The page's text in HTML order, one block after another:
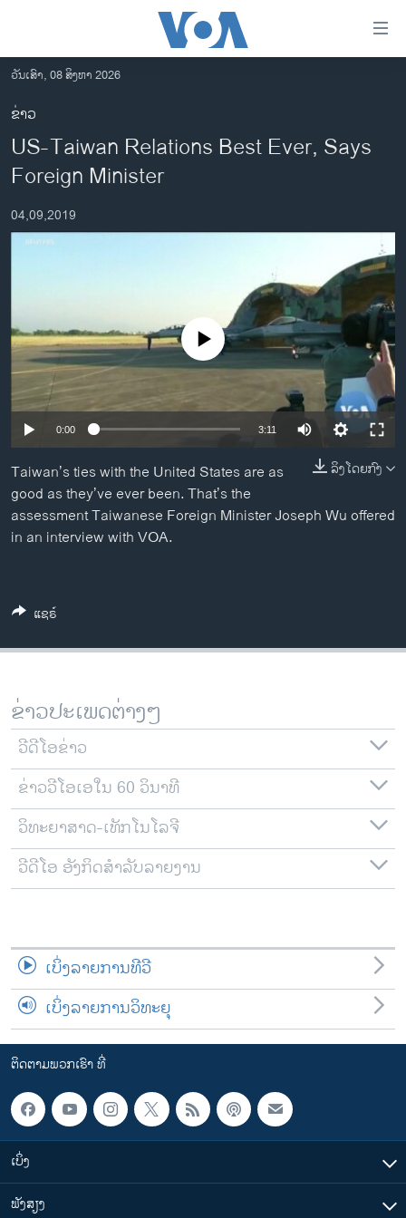
ເຂົ້າ
ຫາ
ຂ້າມ
ຂ້າມ
ຂ້າມ
ໄປ
ຫາ
ຊອກ
ອາເມຣິກາ
ການເລືອກຕັ້ງ ປະທານາທີບໍດີ ສະຫະລັດ 2024
ຂ່າວ​ຈີນ
ອິດສະຫຼະພາບດ້ານການຂ່າວ
ຊີວິດຊາວລາວ
ຊຸມຊົນຊາວລາວ
ວິທະຍາສາດ-ເທັກໂນໂລຈີ
ທຸລະກິດ
ພາສາອັງກິດ
ວີດີໂອ
ລາຍງານ
ຕິດຕາມພວກເຮົາ ທີ່
ວັນເສົາ, 08 ສິງຫາ 2026
ຂ່າວ
US-Taiwan Relations Best Ever, Says
Foreign Minister
04,09,2019
No media source currently available
0:00 3:11
ລິງໂດຍກົງ
Taiwan’s ties with the United States are as
good as they’ve ever been. That’s the
assessment Taiwanese Foreign Minister Joseph Wu offered
in an interview with VOA.
ແຊຣ໌
ຂ່າວປະເພດຕ່າງໆ
ວີດີໂອຂ່າວ
ຂ່າວວີໂອເອໃນ 60 ວິນາທີ
ວິທະຍາສາດ-ເທັກໂນໂລຈີ
ວີດີໂອ ອັງກິດສຳລັບລາຍງານ
ເບິ່ງລາຍການທີວີ
ເບິ່ງລາຍການວິທະຍຸ
ຕິດຕາມພວກເຮົາ ທີ່
ເບິ່ງ
ຟັງສຽງ